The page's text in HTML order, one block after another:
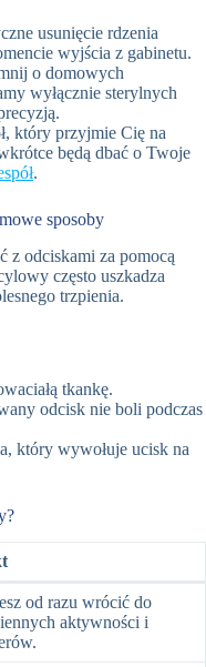
usunięcie rdzenia
wyjścia z gabinetu.
o domowych
wyłącznie sterylnych
który przyjmie Cię na
będą dbać o Twoje
.
sposoby
z odciskami za pomocą
często uszkadza
trzpienia.
tkankę.
odcisk nie boli podczas
który wywołuje ucisk na
od razu wrócić do
aktywności i